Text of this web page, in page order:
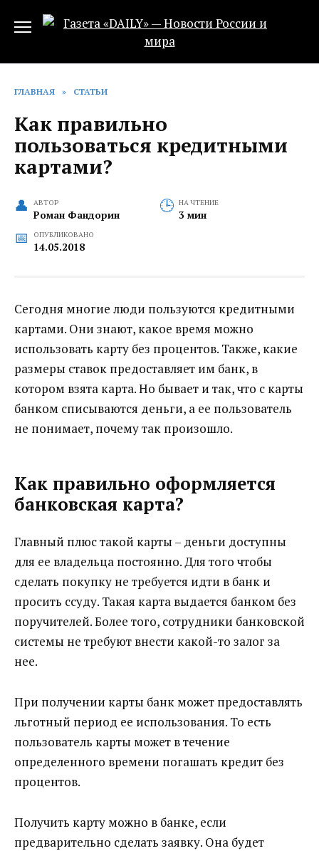
ГЛАВНАЯ » СТАТЬИ
Как правильно
пользоваться кредитными
картами?
АВТОР
Роман Фандорин
НА ЧТЕНИЕ
3 мин
ОПУБЛИКОВАНО
14.05.2018
Сегодня многие люди пользуются кредитными
картами. Они знают, какое время можно
использовать карту без процентов. Также, какие
размеры ставок предоставляет им банк, в
котором взята карта. Но бывает и так, что с карты
банком списываются деньги, а ее пользователь
не понимает, почему так произошло.
Как правильно оформляется
банковская карта?
Главный плюс такой карты – деньги доступны
для ее владельца постоянно. Для того чтобы
сделать покупку не требуется идти в банк и
просить ссуду. Такая карта выдается банком без
поручителей. Более того, сотрудники банковской
системы не требуют внести какой-то залог за
нее.
При получении карты банк может предоставлять
льготный период ее использования. То есть
пользователь карты может в течение
определенного времени погашать кредит без
процентов.
Получить карту можно в банке, если
предварительно сделать заявку. Она будет